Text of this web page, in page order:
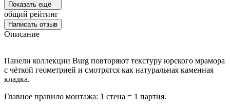
Показать ещё
общий рейтинг
Написать отзыв
Описание
Панели коллекции Burg повторяют текстуру юрского мрамора
с чёткой геометрией и смотрятся как натуральная каменная
кладка.
Главное правило монтажа: 1 стена = 1 партия.